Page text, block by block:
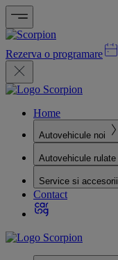
Rezerva o programare
Home
Autovehicule noi
Autovehicule rulate
Service si accesorii
Contact